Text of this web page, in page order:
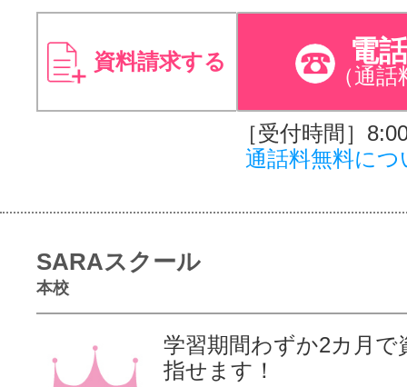
資料請求する 電
（通話
［受付時間］
通話料無料につ
SARAスクール
本校
学習期間わずか2カ月で
指せま